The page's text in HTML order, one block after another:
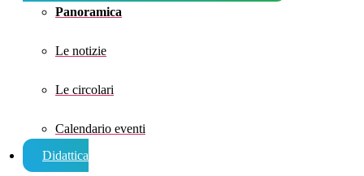
Panoramica
Le notizie
Le circolari
Calendario eventi
Didattica